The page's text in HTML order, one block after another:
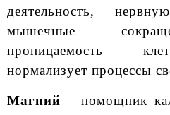
деятельность,
мышечные
проницаемость
нормализует процессы
Магний – помощник